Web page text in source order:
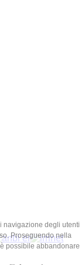
navigazione degli utenti
Proseguendo nella
possibile abbandonare